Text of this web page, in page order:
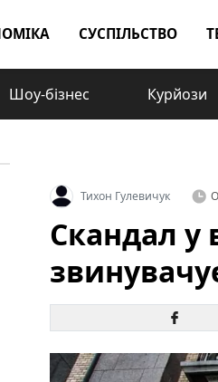
СУСПІЛЬСТВО
Шоу-бізнес Курйози
Тихон Гулевичук
Скандал